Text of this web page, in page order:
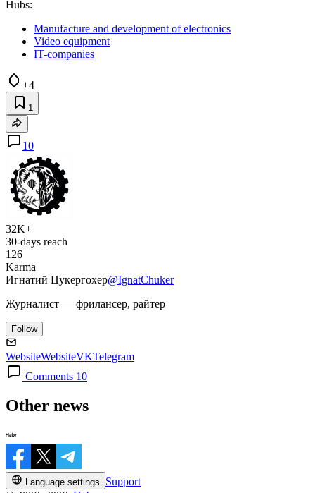
Hubs:
Manufacture and development of electronics
Video equipment
IT-companies
+4
1
10
32K+
30-days reach
126
Karma
Игнатий Цукергохер@IgnatChuker
Журналист — фрилансер, райтер
Follow
WebsiteWebsiteVKTelegram
Comments 10
Other news
Language settings
Support